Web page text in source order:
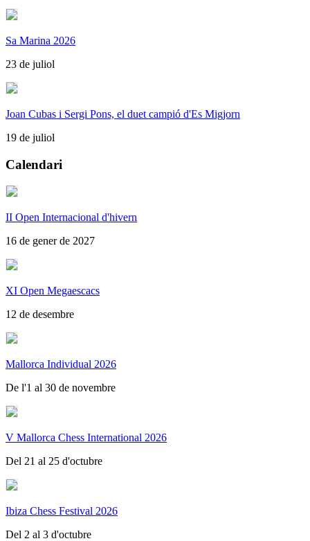
Sa Marina 2026
23 de juliol
Joan Cubas i Sergi Pons, el duet campió d'Es Migjorn
19 de juliol
Calendari
II Open Internacional d'hivern
16 de gener de 2027
XI Open Megaescacs
12 de desembre
Mallorca Individual 2026
De l'1 al 30 de novembre
V Mallorca Chess International 2026
Del 21 al 25 d'octubre
Ibiza Chess Festival 2026
Del 2 al 3 d'octubre